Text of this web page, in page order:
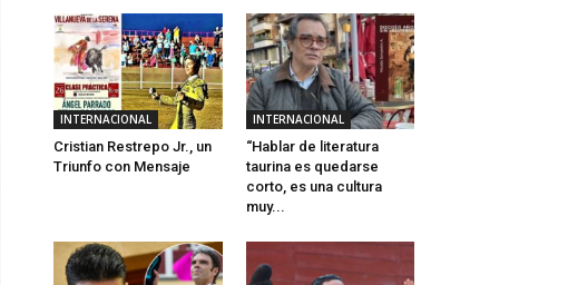
INTERNACIONAL
Cristian Restrepo Jr., un
Triunfo con Mensaje
INTERNACIONAL
“Hablar de literatura
taurina es quedarse
corto, es una cultura
muy...